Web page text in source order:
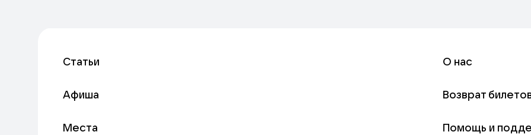
Статьи
Афиша
Места
О нас
Возврат
Помощь и